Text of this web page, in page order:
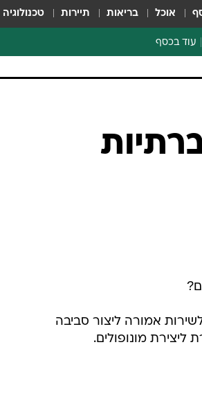
אוכל בריאות תיירות טכנולוגיה
עוד בכסף
ספורט ביזנס
אמורה ליצור סביבה
מונופולים.